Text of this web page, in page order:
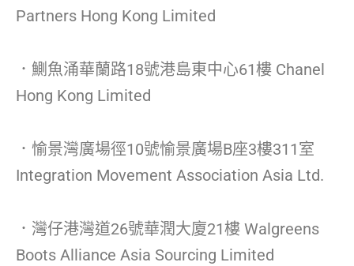
Partners Hong Kong Limited
．鰂魚涌華蘭路18號港島東中心61樓 Chanel
Hong Kong Limited
．愉景灣廣場徑10號愉景廣場B座3樓311室
Integration Movement Association Asia Ltd.
．灣仔港灣道26號華潤大廈21樓 Walgreens
Boots Alliance Asia Sourcing Limited